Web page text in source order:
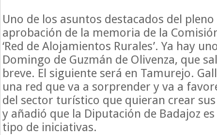
Uno de los asuntos destacados del
aprobación de la memoria de la
‘Red de Alojamientos Rurales’. Ya hay
Domingo de Guzmán de Olivenza, que
breve. El siguiente será en Tamurejo.
una red que va a sorprender y va a
del sector turístico que quieran crear
y añadió que la Diputación de Badajoz
tipo de iniciativas.